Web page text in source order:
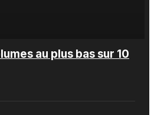
au plus bas sur 10